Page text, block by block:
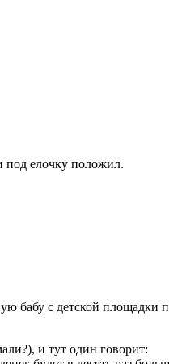
под елочку положил.
бабу с детской площадки
и тyт один говоpит: